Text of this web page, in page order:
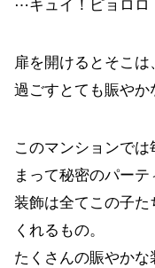
⋯キュイ！ピョロロ
扉を開けるとそこ
過ごすとても賑やか
このマンションで
まって秘密のパー
装飾は全てこの子た
くれるもの。
たくさんの賑やか